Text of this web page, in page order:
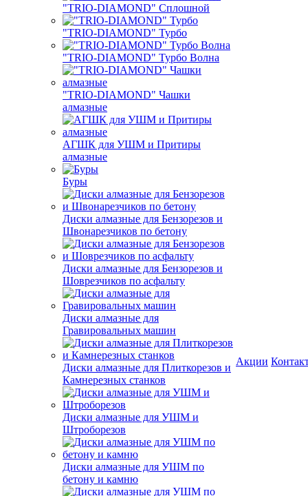
"TRIO-DIAMOND" Сплошной
"TRIO-DIAMOND" Турбо
"TRIO-DIAMOND" Турбо Волна
"TRIO-DIAMOND" Чашки
алмазные
АГШК для УШМ и Притиры
алмазные
Буры
Диски алмазные для Бензорезов и
Швонарезчиков по бетону
Диски алмазные для Бензорезов и
Шоврезчиков по асфальту
Диски алмазные для
Гравировальных машин
Диски алмазные для Плиткорезов и
Камнерезных станков
Диски алмазные для УШМ и
Штроборезов
Диски алмазные для УШМ по
бетону и камню
Акции